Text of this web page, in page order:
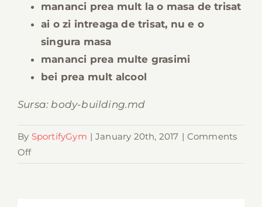
mananci prea mult la o masa de trisat
ai o zi intreaga de trisat, nu e o
singura masa
mananci prea multe grasimi
bei prea mult alcool
Sursa: body-building.md
By SportifyGym | January 20th, 2017 | Comments
Offon